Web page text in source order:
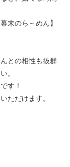
末のら～めん】
との相性も抜群
。
す！
ただけます。